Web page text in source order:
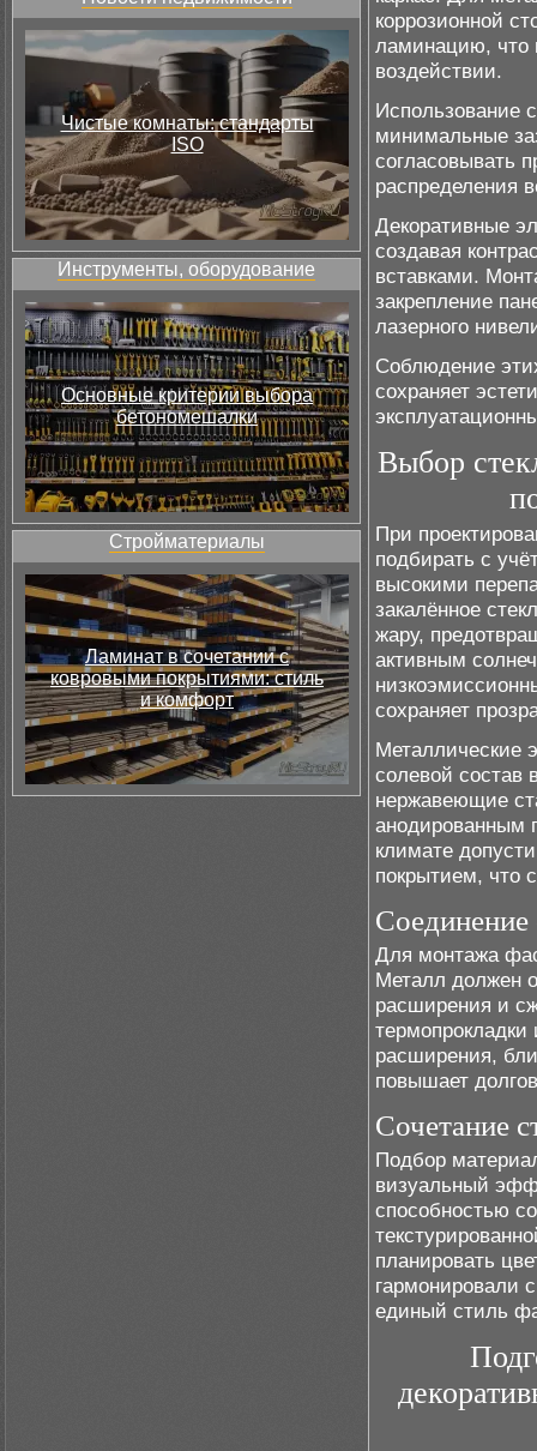
Чистые комнаты: стандарты
ISO
Инструменты, оборудование
Основные критерии выбора
бетономешалки
Стройматериалы
Ламинат в сочетании с
ковровыми покрытиями: стиль
и комфорт
коррозионной
ламинацию, что
воздействии.
Использование
минимальные
согласовывать
распределения
Декоративные
создавая
вставками.
закрепление
лазерного
Соблюдение
сохраняет
Выбор
При
подбирать с
высокими
закалённое
жару,
активным
сохраняет
Металлические
солевой состав
нержавеющие
анодированным
климате
покрытием, что
Соединение
Для монтажа
Металл должен
расширения и
расширения,
повышает
Сочетание
Подбор
визуальный
способностью
планировать
гармонировали
единый стиль